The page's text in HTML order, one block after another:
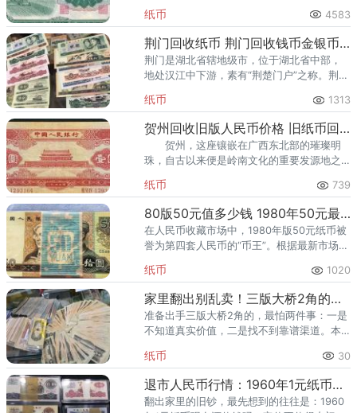
造成了存世量比较少。现在收割机50000元
价格在6万-13万元
纸币 4583
荆门回收纸币 荆门回收钱币金银币地点
荆门是湖北省辖地级市，位于湖北省中部，
地处汉江中下游，素有“荆楚门户”之称。荆门
节点城市，华中地区的重要交通枢纽。荆门
回收纸币广泛覆盖多个行政
纸币 1313
贺州回收旧版人民币价格 旧纸币回收价格表
贺州，这座镶嵌在广西东北部的璀璨明
珠，自古以来便是岭南文化的重要发源地之
厚，每一砖一瓦都透露着岁月的痕迹。近年
来，随着收藏热的不断升温，贺
纸币 739
80版50元值多少钱 1980年50元最新价格
在人民币收藏市场中，1980年版50元纸币被
誉为第四套人民币的“币王”。根据最新市场行
元之间，相比面值升值超过20倍。如果您家
中有
纸币 1020
家里翻出别乱卖！三版大桥2角的价格，2026最新行情揭晓
准备出手三版大桥2角的，最怕两件事：一是
不知道真实价值，二是找不到靠谱渠道。本
给最新回收参考价与上门回收渠道，帮你卖
得明明白白。 一、三版大
纸币 30
退市人民币行情：1960年1元纸币最新价格，2026报价一览
翻出家里的旧钞，最先想到的往往是：1960